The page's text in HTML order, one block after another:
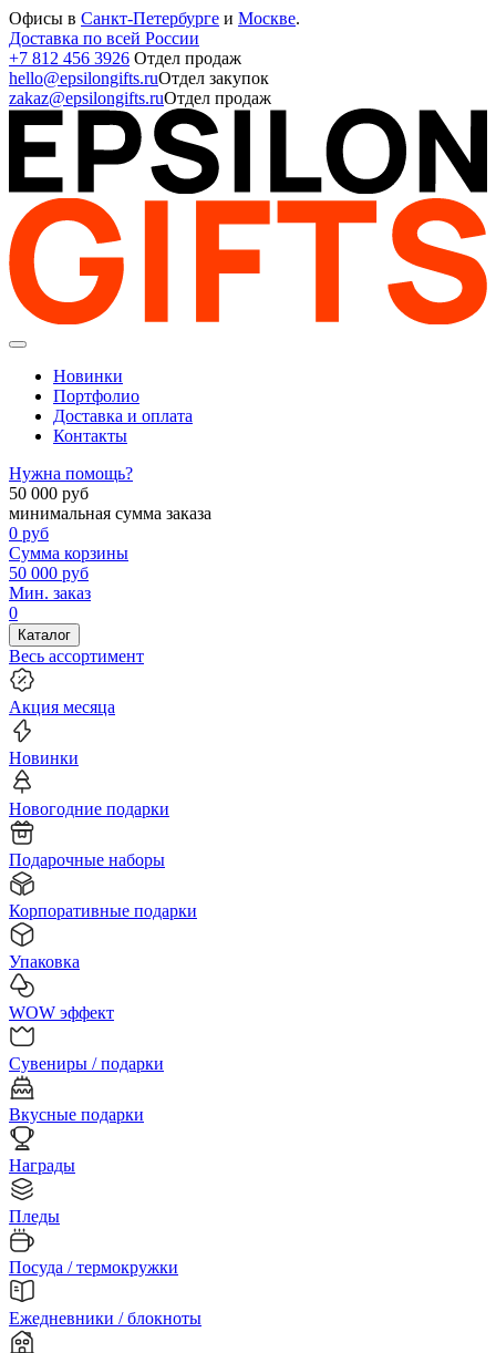
Офисы в Санкт-Петербурге и Москве.
Доставка по всей России
+7 812 456 3926 Отдел продаж
hello@epsilongifts.ruОтдел закупок
zakaz@epsilongifts.ruОтдел продаж
Новинки
Портфолио
Доставка и оплата
Контакты
Нужна помощь?
50 000 руб
минимальная сумма заказа
0 руб
Сумма корзины
50 000 руб
Мин. заказ
0
Каталог
Весь ассортимент
Акция месяца
Новинки
Новогодние подарки
Подарочные наборы
Корпоративные подарки
Упаковка
WOW эффект
Сувениры / подарки
Вкусные подарки
Награды
Пледы
Посуда / термокружки
Ежедневники / блокноты